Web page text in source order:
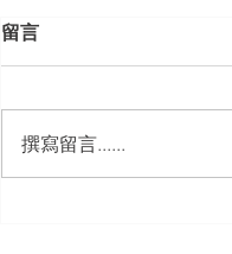
留言
撰寫留言......